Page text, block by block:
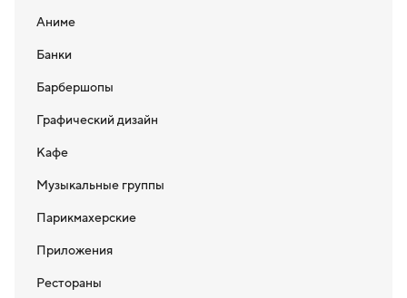
Аниме
Банки
Барбершопы
Графический дизайн
Кафе
Музыкальные группы
Парикмахерские
Приложения
Рестораны